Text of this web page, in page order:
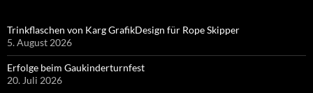
Trinkflaschen von Karg GrafikDesign für Rope Skipper
5. August 2026
Erfolge beim Gaukinderturnfest
20. Juli 2026